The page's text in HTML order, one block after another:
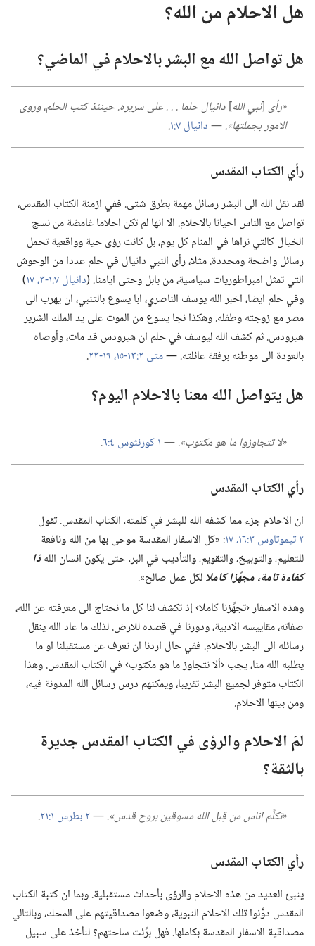
هل الاحلام من الله؟‏
هل تواصل الله مع البشر بالاحلام في الماضي؟‏
‏«رأى‏[‏نبي الله‏]دانيال حلما .‏ .‏ .‏ على سريره.‏ حينئذ كتب الحلم،‏ وروى
الامور بجملتها».‏‏—‏دانيال ٧:‏١ ‏.‏
رأي الكتاب المقدس
لقد نقل الله الى البشر رسائل مهمة بطرق شتى.‏ ففي ازمنة الكتاب المقدس،‏
تواصل مع الناس احيانا بالاحلام.‏ الا انها لم تكن احلاما غامضة من نسج
الخيال كالتي نراها في المنام كل يوم،‏ بل كانت رؤى حية وواقعية تحمل
رسائل واضحة ومحددة.‏ مثلا،‏ رأى النبي دانيال في حلم عددا من الوحوش
التي تمثل امبراطوريات سياسية،‏ من بابل وحتى ايامنا.‏ (‏دانيال ٧:‏ ١-‏٣،‏
‏)‏
وفي حلم ايضا،‏ اخبر الله يوسف الناصري،‏ ابا يسوع بالتنبي،‏ ان يهرب الى
مصر مع زوجته وطفله.‏ وهكذا نجا يسوع من الموت على يد الملك الشرير
هيرودس.‏ ثم كشف الله ليوسف في حلم ان هيرودس قد مات،‏ وأوصاه
بالعودة الى موطنه برفقة عائلته.‏ —‏متى ٢:‏ ١٣-‏١٥،‏ ‏.‏
هل يتواصل الله معنا بالاحلام اليوم؟‏
‏«‏لا تتجاوزوا ما هومكتوب».‏‏—‏١ كورنثوس ٤:‏٦ ‏.‏
رأي الكتاب المقدس
ان الاحلام جزء مما كشفه الله للبشر في كلمته،‏ الكتاب المقدس.‏ تقول
٢ تيموثاوس ٣:‏
١٦،‏ ١٧
‏:‏ «كل الاسفار المقدسة موحى بها من الله ونافعة
للتعليم،‏ والتوبيخ،‏ والتقويم،‏ والتأديب في البر،‏ حتى يكون انسان اللهذا
كفاءة تامة،‏ مجهَّزا كاملالكل عمل صالح».‏
وهذه الاسفار ‹تجهِّزنا كاملا› إذ تكشف لنا كل ما نحتاج الى معرفته عن الله،‏
صفاته،‏ مقاييسه الادبية،‏ ودورنا في قصده للارض.‏ لذلك ما عاد الله ينقل
رسائله الى البشر بالاحلام.‏ ففي حال اردنا ان نعرف عن مستقبلنا او ما
يطلبه الله منا،‏ يجب ‹ألا نتجاوز ما هو مكتوب› في الكتاب المقدس.‏ وهذا
الكتاب متوفر لجميع البشر تقريبا،‏ ويمكنهم درس رسائل الله المدونة فيه،‏
ومن بينها الاحلام.‏
لمَ الاحلام والرؤى في الكتاب المقدس جديرة
بالثقة؟‏
‏«تكلَّم اناس من قِبل الله مسوقين بروح قدس».‏‏—‏٢ بطرس ١:‏٢١ ‏.‏
رأي الكتاب المقدس
ينبئ العديد من هذه الاحلام والرؤى بأحداث مستقبلية.‏ وبما ان كتبة الكتاب
المقدس دوَّنوا تلك الاحلام النبوية،‏ وضعوا مصداقيتهم على المحك،‏ وبالتالي
مصداقية الاسفار المقدسة بكاملها.‏ فهل برِّئت ساحتهم؟‏ لنأخذ على سبيل